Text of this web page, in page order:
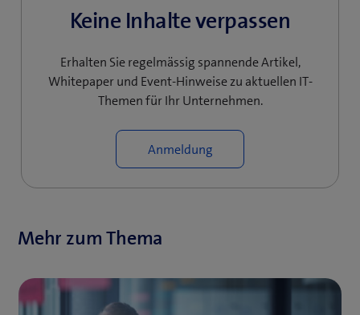
Keine Inhalte verpassen
Erhalten Sie regelmässig spannende Artikel,
Whitepaper und Event-Hinweise zu aktuellen IT-
Themen für Ihr Unternehmen.
Anmeldung
Mehr zum Thema